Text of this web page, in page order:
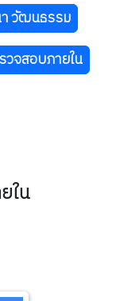
วัฒนธรรม
จสอบภายใน
ใน